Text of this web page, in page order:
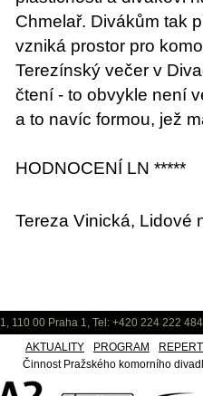
Chmelař. Divákům tak
vzniká prostor pro
Terezínský večer v
čtení - to obvykle není
a to navíc formou, jež
HODNOCENÍ LN *****
Tereza Vinická, Lidové
110 00 Praha 1, Tel: +420 224 222
AKTUALITY
PROGRAM
Činnost Pražského komorního